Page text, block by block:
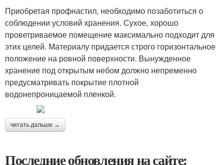
Приобретая профнастил, необходимо позаботиться о
соблюдении условий хранения. Сухое, хорошо
проветриваемое помещение максимально подходит для
этих целей. Материалу придается строго горизонтальное
положение на ровной поверхности. Вынужденное
хранение под открытым небом должно непременно
предусматривать покрытие плотной
водонепроницаемой пленкой.
читать дальше →
Последние обновления на сайте: